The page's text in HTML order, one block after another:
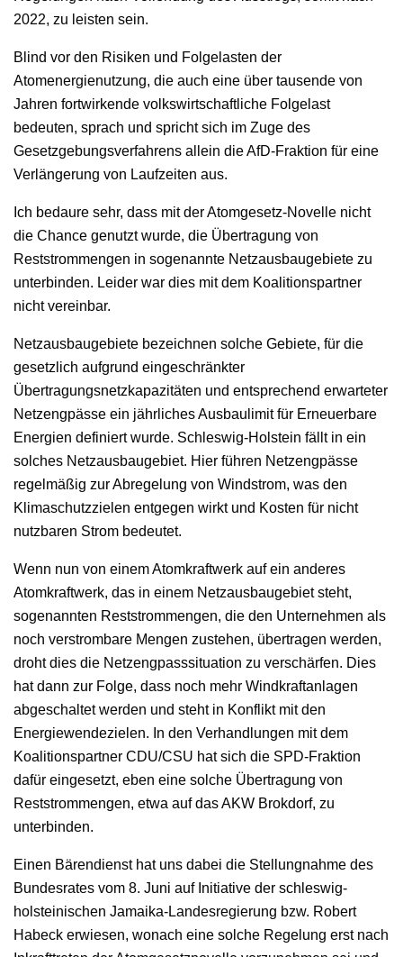
2022, zu leisten sein.
Blind vor den Risiken und Folgelasten der
Atomenergienutzung, die auch eine über tausende von
Jahren fortwirkende volkswirtschaftliche Folgelast
bedeuten, sprach und spricht sich im Zuge des
Gesetzgebungsverfahrens allein die AfD-Fraktion für eine
Verlängerung von Laufzeiten aus.
Ich bedaure sehr, dass mit der Atomgesetz-Novelle nicht
die Chance genutzt wurde, die Übertragung von
Reststrommengen in sogenannte Netzausbaugebiete zu
unterbinden. Leider war dies mit dem Koalitionspartner
nicht vereinbar.
Netzausbaugebiete bezeichnen solche Gebiete, für die
gesetzlich aufgrund eingeschränkter
Übertragungsnetzkapazitäten und entsprechend erwarteter
Netzengpässe ein jährliches Ausbaulimit für Erneuerbare
Energien definiert wurde. Schleswig-Holstein fällt in ein
solches Netzausbaugebiet. Hier führen Netzengpässe
regelmäßig zur Abregelung von Windstrom, was den
Klimaschutzzielen entgegen wirkt und Kosten für nicht
nutzbaren Strom bedeutet.
Wenn nun von einem Atomkraftwerk auf ein anderes
Atomkraftwerk, das in einem Netzausbaugebiet steht,
sogenannten Reststrommengen, die den Unternehmen als
noch verstrombare Mengen zustehen, übertragen werden,
droht dies die Netzengpasssituation zu verschärfen. Dies
hat dann zur Folge, dass noch mehr Windkraftanlagen
abgeschaltet werden und steht in Konflikt mit den
Energiewendezielen. In den Verhandlungen mit dem
Koalitionspartner CDU/CSU hat sich die SPD-Fraktion
dafür eingesetzt, eben eine solche Übertragung von
Reststrommengen, etwa auf das AKW Brokdorf, zu
unterbinden.
Einen Bärendienst hat uns dabei die Stellungnahme des
Bundesrates vom 8. Juni auf Initiative der schleswig-
holsteinischen Jamaika-Landesregierung bzw. Robert
Habeck erwiesen, wonach eine solche Regelung erst nach